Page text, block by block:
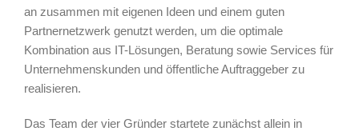
an zusammen mit eigenen Ideen und einem guten
Partnernetzwerk genutzt werden, um die optimale
Kombination aus IT-Lösungen, Beratung sowie Services für
Unternehmenskunden und öffentliche Auftraggeber zu
realisieren.
Das Team der vier Gründer startete zunächst allein in